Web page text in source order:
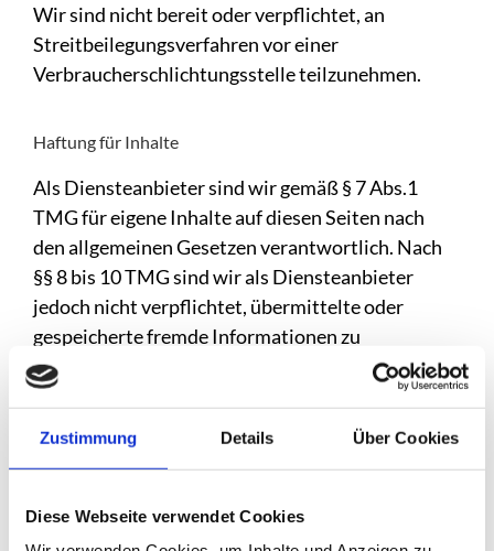
Zustimmung Details Über Cookies
Diese Webseite verwendet Cookies
Wir sind nicht bereit oder verpflichtet, an
Streitbeilegungsverfahren vor einer
Verbraucherschlichtungsstelle teilzunehmen.
Haftung für Inhalte
Als Diensteanbieter sind wir gemäß § 7 Abs.1
TMG für eigene Inhalte auf diesen Seiten nach
den allgemeinen Gesetzen verantwortlich. Nach
§§ 8 bis 10 TMG sind wir als Diensteanbieter
jedoch nicht verpflichtet, übermittelte oder
gespeicherte fremde Informationen zu
überwachen oder nach Umständen zu forschen,
die auf eine rechtswidrige Tätigkeit hinweisen.
Verpflichtungen zur Entfernung oder Sperrung
der Nutzung von Informationen nach den
allgemeinen Gesetzen bleiben hiervon